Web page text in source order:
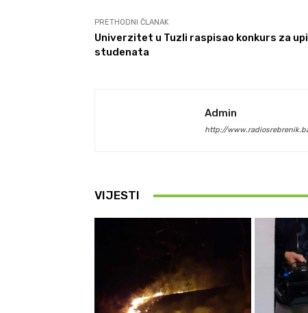
PRETHODNI ČLANAK
Univerzitet u Tuzli raspisao konkurs za
studenata
Admin
http://
VIJESTI